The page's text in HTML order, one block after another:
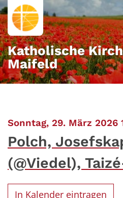
Zum Inhalt springen
Katholische
Maifeld
Sonntag, 29. März 2026
Polch,
(@Viedel),
In Kalender eintragen